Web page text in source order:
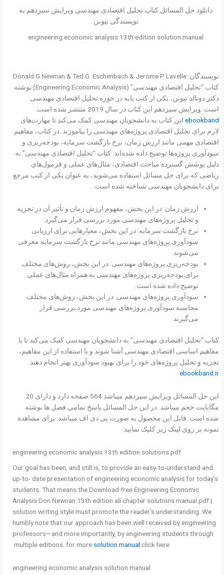
دانلود حل المسائل کتاب تحلیل اقتصادی مهندسی ویرایش سیزدهم به
نویسندگی نیونن
engineering economic analysis 13th edition solution manual
نویسندگان: Donald G Newnan & Ted G. Eschenbach & Jerome P Lavelle
کتاب “تحلیل اقتصادی مهندسی” (Engineering Economic Analysis) نوشته
دکتر دونالد نیونن، یکی از کتب پایه در حوزه تحلیل اقتصادی مهندسی
است. ویرایش سیزدهم این کتاب در سال 2019 منتشر شده است.
ebookband این کتاب به دانشجویان مهندسی کمک می‌کند تا مهارت‌های
لازم برای تحلیل اقتصادی پروژه‌های مهندسی را بیاموزند. در کتاب، مفاهیم
اقتصادی مهمی مانند ارزش زمان، نرخ بازگشت سرمایه، بودجه‌ریزی و
سودآوری پروژه‌ها توضیح داده شده‌اند. کتاب “تحلیل اقتصادی مهندسی” به
دلیل پوشش گسترده مباحث اقتصادی، مثال‌های عملی و فرمول‌های
ریاضی که برای حل مسائل استفاده می‌شوند، به عنوان یکی از کتب مرجع
برای دانشجویان مهندسی شناخته شده است.
ارزش زمان: در این بخش، مفهوم ارزش زمان و تأثیر آن در تجزیه
و تحلیل پروژه‌های مهندسی مورد بررسی قرار می‌گیرد.
نرخ بازگشت سرمایه: در این بخش، معیارهایی برای ارزیابی
سودآوری پروژه‌های مهندسی مانند نرخ بازگشت سرمایه معرفی
می‌شوند.
بودجه‌ریزی پروژه‌های مهندسی: در این بخش، روش‌های مختلف
برای بودجه‌ریزی پروژه‌های مهندسی به همراه مثال‌های عملی
توضیح داده شده است.
سودآوری پروژه‌های مهندسی: در این بخش، روش‌های مختلف
محاسبه سودآوری پروژه‌های مهندسی مورد بررسی قرار
می‌گیرند.
کتاب “تحلیل اقتصادی مهندسی” به دانشجویان مهندسی کمک می‌کند تا با
مفاهیم اساسی اقتصادی مهندسی آشنا شوند و با استفاده از این مفاهیم،
تجزیه و تحلیل پروژه‌های خود را برای بهبود سودآوری بهتر انجام دهند.
ebookband.ir
این حل المسائل ویرایش سیزدهم میباشد 564 صفحه دارد و دارای 20
مگابایت حجم میباشد. در این حل المسائل پاسخ تمامی فصل ها نوشته
شده است. فایل این محصول به صورت پی دی اف میباشد. برای مشاهده
نمونه بر روی لینک زیر کلیک نمایید.
engineering economic analysis 13th edition solutions pdf
Our goal has been, and still is, to provide an easy-to-understand and
up-to- date presentation of engineering economic analysis for today’s
students. That means the Download free Engineering Economic
Analysis Don Newnan 13th edition all chapter solutions manual pdf |
solution writing style must promote the reader’s understanding. We
humbly note that our approach has been well received by engineering
professors—and more importantly, by engineering students through
multiple editions. for more solution manual click here.
engineering economic analysis solution manual